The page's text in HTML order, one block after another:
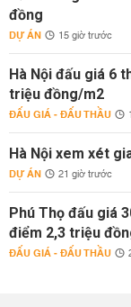
đồng
DỰ ÁN 15 giờ trước
Hà Nội đấu giá 6
triệu đồng/m2
ĐẤU GIÁ - ĐẤU THẦU
Hà Nội xem xét
DỰ ÁN 21 giờ trước
Phú Thọ đấu giá
điểm 2,3 triệu
ĐẤU GIÁ - ĐẤU THẦU